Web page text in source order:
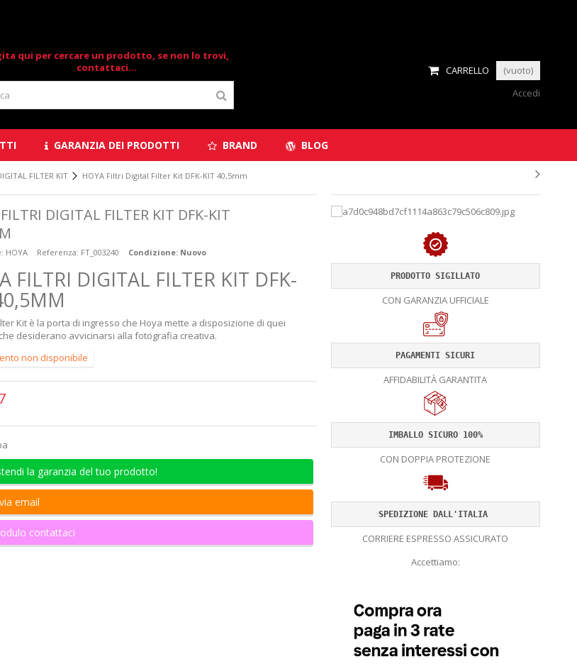
qui per cercare un prodotto, se non lo trovi,
contattaci...
CARRELLO
(vuoto)
Accedi
GARANZIA DEI PRODOTTI BRAND BLOG
FILTER KIT HOYA Filtri Digital Filter Kit DFK-KIT 40,5mm
DIGITAL FILTER KIT DFK-KIT
HOYA Referenza: FT_003240 Condizione: Nuovo
FILTRI DIGITAL FILTER KIT DFK-
Kit è la porta di ingresso che Hoya mette a disposizione di quei
desiderano avvicinarsi alla fotografia creativa.
non disponibile
la garanzia del tuo prodotto!
email
contattaci
PRODOTTO SIGILLATO
CON GARANZIA UFFICIALE
PAGAMENTI SICURI
AFFIDABILITÀ GARANTITA
IMBALLO SICURO 100%
CON DOPPIA PROTEZIONE
SPEDIZIONE DALL'ITALIA
CORRIERE ESPRESSO ASSICURATO
Accettiamo: